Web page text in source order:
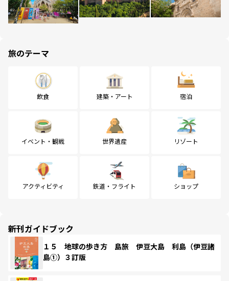
旅のテーマ
飲食 建築・アート 宿泊
イベント・観戦 世界遺産 リゾート
アクティビティ 鉄道・フライト ショップ
新刊ガイドブック
１５ 地球の歩き方 島旅 伊豆大島 利島（伊豆諸
島①）３訂版